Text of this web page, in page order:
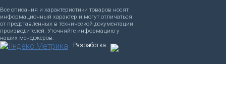
Все описания и характеристики товаров носят
информационный характер и могут отличаться
от представленных в технической документации
производителей. Уточняйте информацию у
наших менеджеров.
Разработка